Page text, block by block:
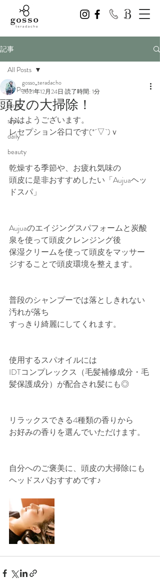
記事
All Posts
news
style
daily
beauty
All Posts
頭皮の大掃除！
gosso_teradacho
2021年12月24日 読了時間: 1分
おはようございます。
レセプション谷口です(*´▽`)ｖ
乾燥する季節や、お疲れ気味の
頭皮に是非おすすめしたい「Aujuaヘッ
ドスパ」
Aujuaのエイジングスパフォームと炭酸
泉を使って頭皮クレンジング後
保湿クリームを使って頭皮をマッサー
ジすることで頭皮環境を整えます。
普段のシャンプーでは落としきれない
汚れが落ち
すっきり綺麗にしてくれます。
使用するスパオイルには
IDTコンプレックス（毛髪補修成分・毛
髪保護成分）が配合され髪にも◎
リラックスできる4種類の香りから
お好みの香りを選んでいただけます。
自分へのご褒美に、頭皮の大掃除にも
ヘッドスパおすすめです♪